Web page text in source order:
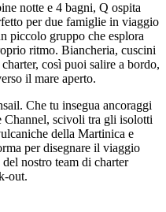
notte e 4 bagni, Q ospita
per due famiglie in viaggio
piccolo gruppo che esplora
ritmo. Biancheria, cuscini
così puoi salire a bordo,
il mare aperto.
Che tu insegua ancoraggi
Channel, scivoli tra gli isolotti
della Martinica e
per disegnare il viaggio
nostro team di charter
out.